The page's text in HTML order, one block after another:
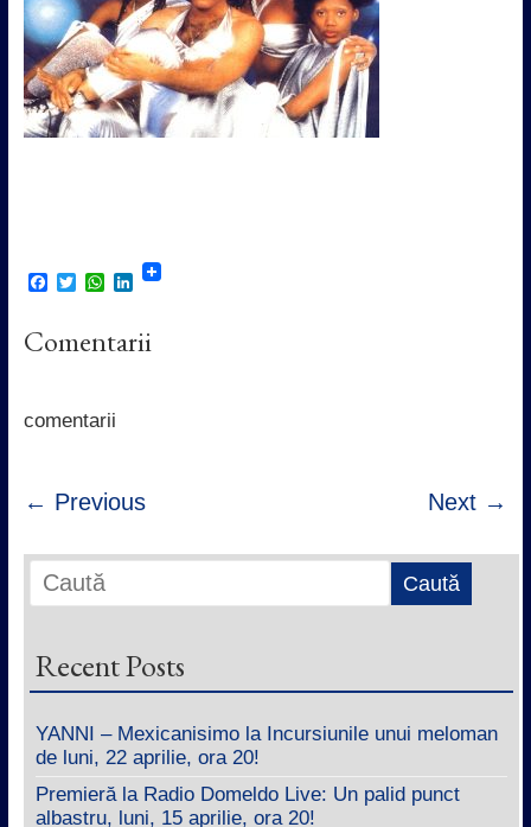
F
e
b
k
T
t
t
W
t
s
p
L
k
e
Comentarii
comentarii
← Previous Next →
Recent Posts
YANNI – Mexicanisimo la Incursiunile unui meloman
de luni, 22 aprilie, ora 20!
Premieră la Radio Domeldo Live: Un palid punct
albastru, luni, 15 aprilie, ora 20!